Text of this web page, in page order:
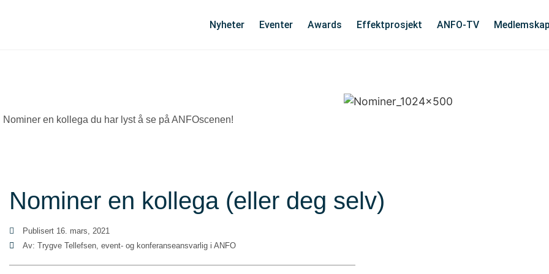
Nyheter Eventer Awards Effektprosjekt ANFO-TV Medlemskap
Nominer en kollega du har lyst å se på ANFOscenen!
Nominer en kollega (eller deg selv)
Publisert 16. mars, 2021
Av: Trygve Tellefsen, event- og konferanseansvarlig i ANFO